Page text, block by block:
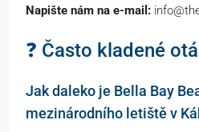
Napište nám na e-mail:
❓ Často kladené
Jak daleko je Bella Bay
mezinárodního letiště v